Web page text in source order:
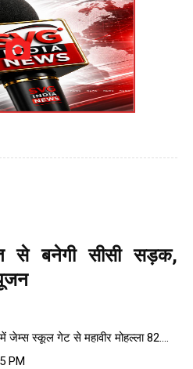
से बनेगी सीसी सड़क,
जेम्स स्कूल गेट से महावीर मोहल्ला 82....
PM